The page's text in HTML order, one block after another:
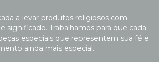
a levar produtos religiosos com
significado. Trabalhamos para que cada
especiais que representem sua fé e
ainda mais especial.